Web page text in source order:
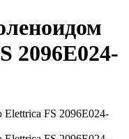
2096E024-